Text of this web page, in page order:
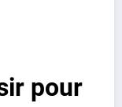
pour